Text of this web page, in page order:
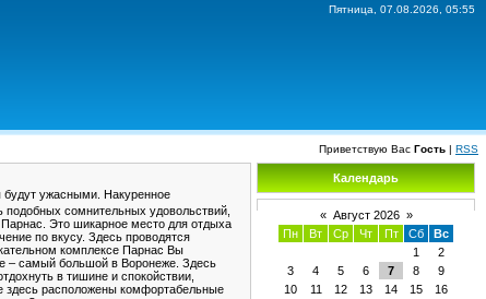
Пятница, 07.08.2026, 05:55
Приветствую Вас Гость | RSS
будут ужасными. Накуренное
сомнительных удовольствий,
Это шикарное место для отдыха
по вкусу. Здесь проводятся
комплексе Парнас Вы
– самый большой в Воронеже. Здесь
в тишине и спокойствии,
здесь расположены комфортабельные
Календарь
« Август 2026 »
Пн
Вт Ср Чт Пт Сб
Вс
1
2
3
4 5 6 7 8
9
10
11 12 13 14 15
16